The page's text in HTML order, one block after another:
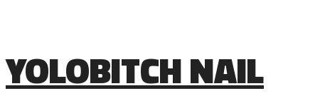
YOLOBITCH NAIL